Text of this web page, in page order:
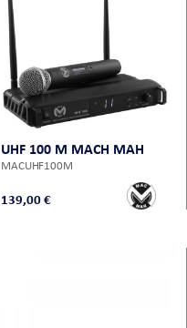
UHF 100 M MACH MAH
MACUHF100M
139,00 €